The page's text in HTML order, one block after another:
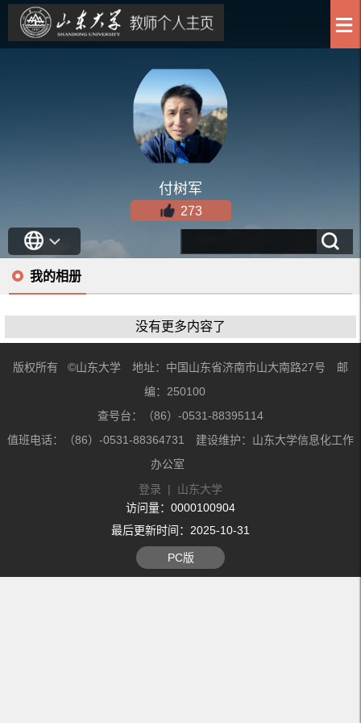
付树军
273
我的相册
没有更多内容了
版权所有 ©山东大学 地址：中国山东省济南市山大南路27号 邮
编：250100
查号台：（86）-0531-88395114
值班电话：（86）-0531-88364731 建设维护：山东大学信息化工作
办公室
登录 | 山东大学
访问量： 0000100904
最后更新时间： 2025-10-31
PC版